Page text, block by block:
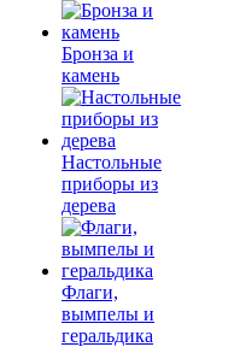
Бронза и
камень
Настольные
приборы из
дерева
Флаги,
вымпелы и
геральдика